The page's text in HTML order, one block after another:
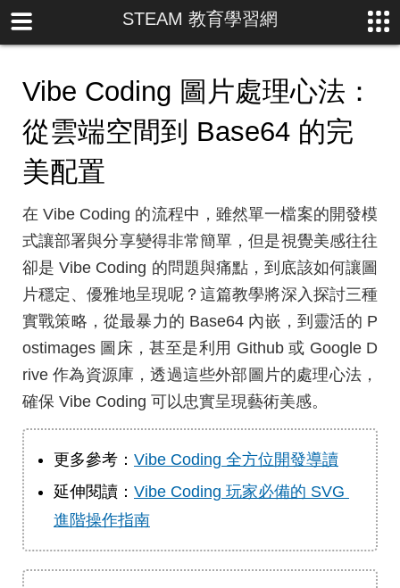
STEAM 教育學習網
Vibe Coding 圖片處理心法：
從雲端空間到 Base64 的完
美配置
在 Vibe Coding 的流程中，雖然單一檔案的開發模
式讓部署與分享變得非常簡單，但是視覺美感往往
卻是 Vibe Coding 的問題與痛點，到底該如何讓圖
片穩定、優雅地呈現呢？這篇教學將深入探討三種
實戰策略，從最暴力的 Base64 內嵌，到靈活的 P
ostimages 圖床，甚至是利用 Github 或 Google D
rive 作為資源庫，透過這些外部圖片的處理心法，
確保 Vibe Coding 可以忠實呈現藝術美感。
更多參考： Vibe Coding 全方位開發導讀
延伸閱讀： Vibe Coding 玩家必備的 SVG
進階操作指南